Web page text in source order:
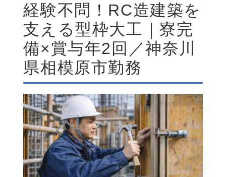
経験不問！RC造建築を
支える型枠大工｜寮完
備×賞与年2回／神奈川
県相模原市勤務